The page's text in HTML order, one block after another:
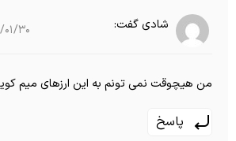
شادیگفت: 1401/01/30
من هیچوقت نمی تونم به این ارزهای میم
پاسخ